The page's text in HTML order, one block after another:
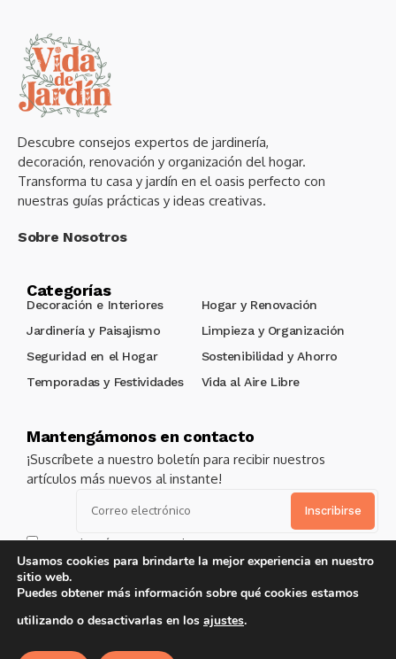
Descubre consejos expertos de jardinería,
decoración, renovación y organización del hogar.
Transforma tu casa y jardín en el oasis perfecto con
nuestras guías prácticas y ideas creativas.
Sobre Nosotros
Categorías
Decoración e Interiores
Hogar y Renovación
Jardinería y Paisajismo
Limpieza y Organización
Seguridad en el Hogar
Sostenibilidad y Ahorro
Temporadas y Festividades
Vida al Aire Libre
Mantengámonos en contacto
¡Suscríbete a nuestro boletín para recibir nuestros
artículos más nuevos al instante!
Acepto los términos y condiciones
Copyright 2025Vidadejardin.com. Reservados todos los
Usamos cookies para brindarte la mejor experiencia en nuestro
sitio web.
Puedes obtener más información sobre qué cookies estamos
utilizando o desactivarlas en los ajustes.